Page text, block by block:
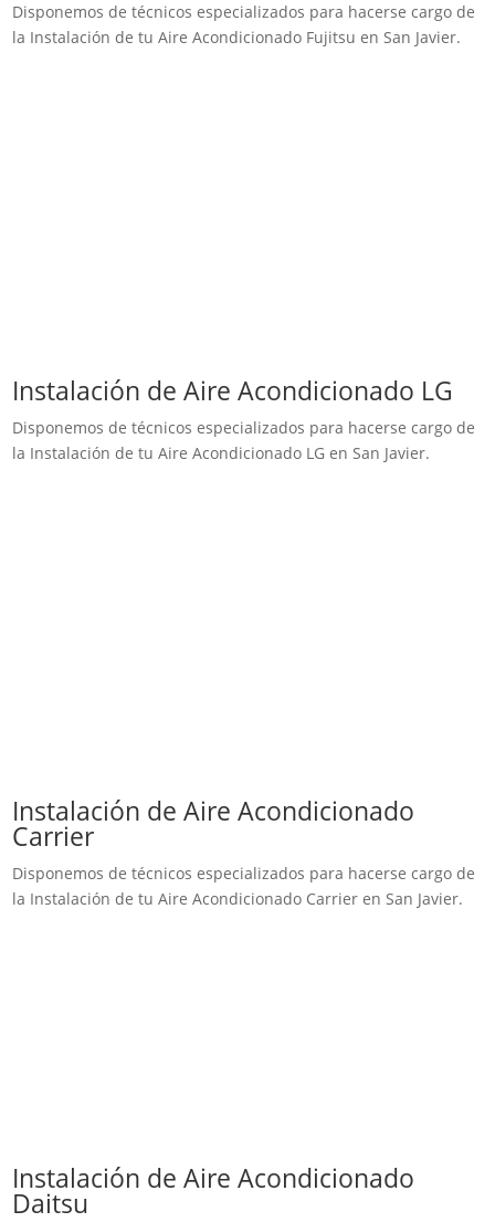
Disponemos de técnicos especializados para hacerse cargo de
la Instalación de tu Aire Acondicionado Fujitsu en San Javier.
Instalación de Aire Acondicionado LG
Disponemos de técnicos especializados para hacerse cargo de
la Instalación de tu Aire Acondicionado LG en San Javier.
Instalación de Aire Acondicionado
Carrier
Disponemos de técnicos especializados para hacerse cargo de
la Instalación de tu Aire Acondicionado Carrier en San Javier.
Instalación de Aire Acondicionado
Daitsu